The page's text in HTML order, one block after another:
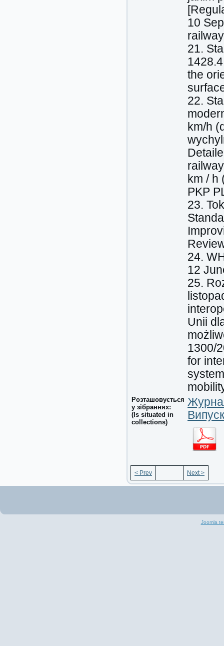
10
21.
the
22.
km/h
km / h
PKP
23.
24.
12
25.
Unii
1300/
for
Розташовується
у зібраннях:
(Is situated in
collections)
< Prev Next >
Joomla